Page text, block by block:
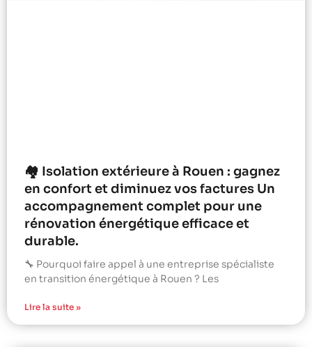
🏘️ Isolation extérieure à Rouen : gagnez
en confort et diminuez vos factures Un
accompagnement complet pour une
rénovation énergétique efficace et
durable.
🔧 Pourquoi faire appel à une entreprise spécialiste
en transition énergétique à Rouen ? Les
Lire la suite »